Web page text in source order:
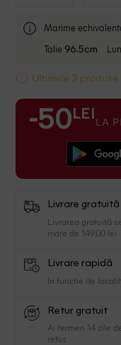
Marime
Talie 96.5cm
Ultimele 2 produse
-50 LEI LA
Livrare gratuită
Livrarea gratuită
mare de 149.00 lei
Livrare rapidă
In functie de
Retur gratuit
Ai termen 14 zile
retur.